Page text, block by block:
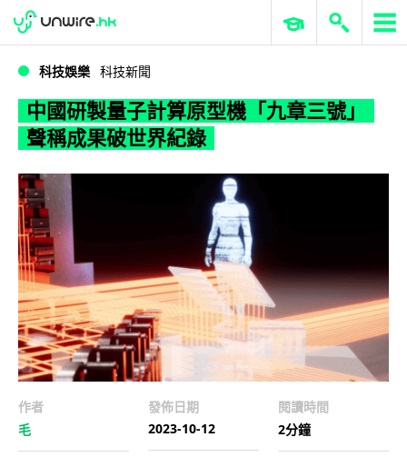
WWDC 2026 ERP 與商業 AI
科技娛樂 科技新聞
中國研製量子計算原型機「九章三號」
聲稱成果破世界紀錄
作者
毛
發佈日期
2023-10-12
閱讀時間
2分鐘